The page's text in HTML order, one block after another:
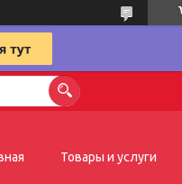
Товары и услуги